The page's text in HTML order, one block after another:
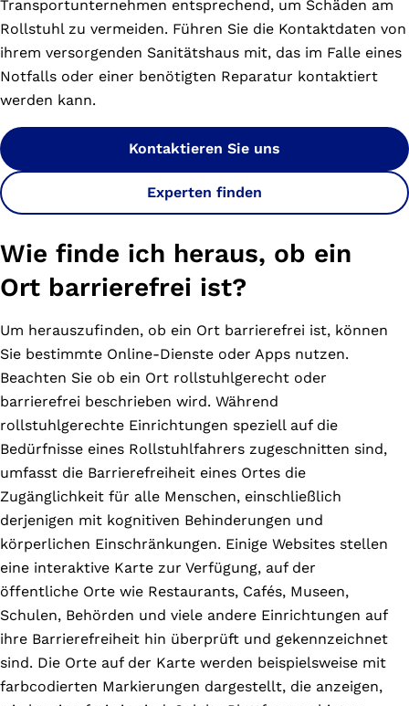
Transportunternehmen entsprechend, um Schäden am
Rollstuhl zu vermeiden. Führen Sie die Kontaktdaten von
ihrem versorgenden Sanitätshaus mit, das im Falle eines
Notfalls oder einer benötigten Reparatur kontaktiert
werden kann.
Kontaktieren Sie uns
Experten finden
Wie finde ich heraus, ob ein
Ort barrierefrei ist?
Um herauszufinden, ob ein Ort barrierefrei ist, können
Sie bestimmte Online-Dienste oder Apps nutzen.
Beachten Sie ob ein Ort rollstuhlgerecht oder
barrierefrei beschrieben wird. Während
rollstuhlgerechte Einrichtungen speziell auf die
Bedürfnisse eines Rollstuhlfahrers zugeschnitten sind,
umfasst die Barrierefreiheit eines Ortes die
Zugänglichkeit für alle Menschen, einschließlich
derjenigen mit kognitiven Behinderungen und
körperlichen Einschränkungen. Einige Websites stellen
eine interaktive Karte zur Verfügung, auf der
öffentliche Orte wie Restaurants, Cafés, Museen,
Schulen, Behörden und viele andere Einrichtungen auf
ihre Barrierefreiheit hin überprüft und gekennzeichnet
sind. Die Orte auf der Karte werden beispielsweise mit
farbcodierten Markierungen dargestellt, die anzeigen,